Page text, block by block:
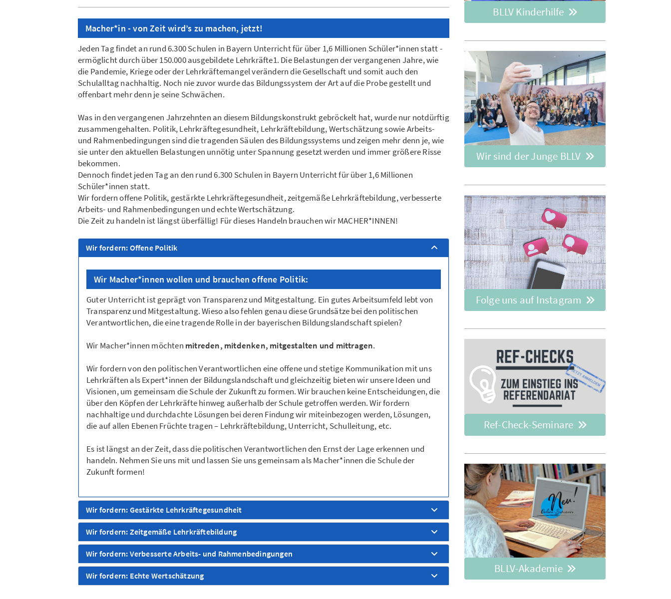
Macher*in - von Zeit wird’s zu machen, jetzt!
Jeden Tag findet an rund 6.300 Schulen in Bayern Unterricht für über 1,6 Millionen Schüler*innen statt -
ermöglicht durch über 150.000 ausgebildete Lehrkräfte1. Die Belastungen der vergangenen Jahre, wie
die Pandemie, Kriege oder der Lehrkräftemangel verändern die Gesellschaft und somit auch den
Schulalltag nachhaltig. Noch nie zuvor wurde das Bildungssystem der Art auf die Probe gestellt und
offenbart mehr denn je seine Schwächen.
Was in den vergangenen Jahrzehnten an diesem Bildungskonstrukt gebröckelt hat, wurde nur notdürftig
zusammengehalten. Politik, Lehrkräftegesundheit, Lehrkräftebildung, Wertschätzung sowie Arbeits-
und Rahmenbedingungen sind die tragenden Säulen des Bildungssystems und zeigen mehr denn je, wie
sie unter den aktuellen Belastungen unnötig unter Spannung gesetzt werden und immer größere Risse
bekommen.
Dennoch findet jeden Tag an den rund 6.300 Schulen in Bayern Unterricht für über 1,6 Millionen
Schüler*innen statt.
Wir fordern offene Politik, gestärkte Lehrkräftegesundheit, zeitgemäße Lehrkräftebildung, verbesserte
Arbeits- und Rahmenbedingungen und echte Wertschätzung.
Die Zeit zu handeln ist längst überfällig! Für dieses Handeln brauchen wir MACHER*INNEN!
Wir fordern: Offene Politik
Wir Macher*innen wollen und brauchenoffene Politik:
Guter Unterricht ist geprägt von Transparenz und Mitgestaltung. Ein gutes Arbeitsumfeld lebt von
Transparenz und Mitgestaltung. Wieso also fehlen genau diese Grundsätze bei den politischen
Verantwortlichen, die eine tragende Rolle in der bayerischen Bildungslandschaft spielen?
Wir Macher*innen möchten mitreden, mitdenken, mitgestalten und mittragen.
Wir fordern von den politischen Verantwortlichen eine offene und stetige Kommunikation mit uns
Lehrkräften als Expert*innen der Bildungslandschaft und gleichzeitig bieten wir unsere Ideen und
Visionen, um gemeinsam die Schule der Zukunft zu formen. Wir brauchen keine Entscheidungen, die
über den Köpfen der Lehrkräfte hinweg außerhalb der Schule getroffen werden. Wir fordern
nachhaltige und durchdachte Lösungen bei deren Findung wir miteinbezogen werden, Lösungen,
die auf allen Ebenen Früchte tragen – Lehrkräftebildung, Unterricht, Schulleitung, etc.
Es ist längst an der Zeit, dass die politischen Verantwortlichen den Ernst der Lage erkennen und
handeln. Nehmen Sie uns mit und lassen Sie uns gemeinsam als Macher*innen die Schule der
Zukunft formen!
Wir fordern: Gestärkte Lehrkräftegesundheit
Wir fordern: Zeitgemäße Lehrkräftebildung
Wir fordern: Verbesserte Arbeits- und Rahmenbedingungen
Wir fordern: Echte Wertschätzung
BLLV Kinderhilfe
Wir sind der Junge BLLV
Folge uns auf Instagram
Ref-Check-Seminare
BLLV-Akademie